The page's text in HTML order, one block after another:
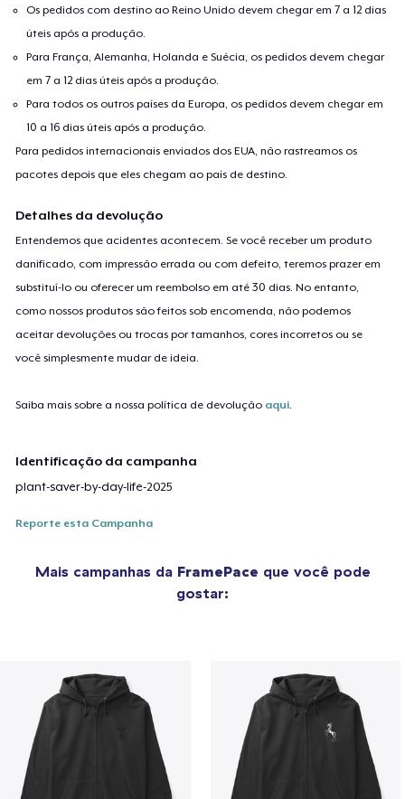
Os pedidos com destino ao Reino Unido devem chegar em 7 a 12 dias
úteis após a produção.
Para França, Alemanha, Holanda e Suécia, os pedidos devem chegar
em 7 a 12 dias úteis após a produção.
Para todos os outros países da Europa, os pedidos devem chegar em
10 a 16 dias úteis após a produção.
Para pedidos internacionais enviados dos EUA, não rastreamos os
pacotes depois que eles chegam ao país de destino.
Detalhes da devolução
Entendemos que acidentes acontecem. Se você receber um produto
danificado, com impressão errada ou com defeito, teremos prazer em
substituí-lo ou oferecer um reembolso em até 30 dias. No entanto,
como nossos produtos são feitos sob encomenda, não podemos
aceitar devoluções ou trocas por tamanhos, cores incorretos ou se
você simplesmente mudar de ideia.
Saiba mais sobre a nossa política de devolução aqui.
Identificação da campanha
plant-saver-by-day-life-2025
Reporte esta Campanha
Mais campanhas da FramePace que você pode
gostar: